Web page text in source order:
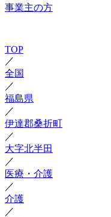
事業主の方
TOP
／
全国
／
福島県
／
伊達郡桑折町
／
大字北半田
／
医療・介護
／
介護
／